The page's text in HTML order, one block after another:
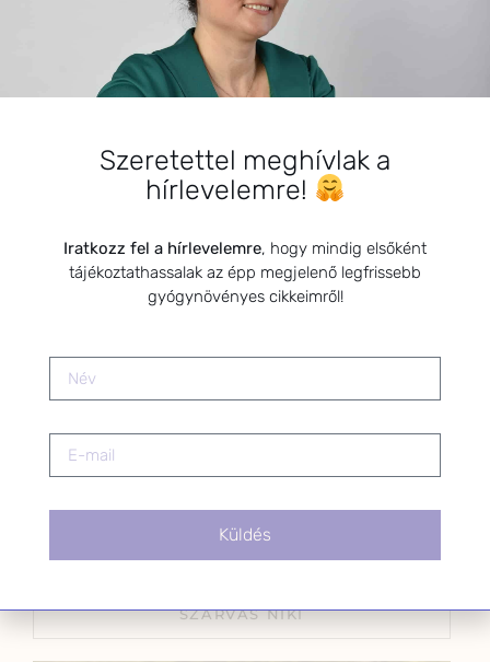
egyik leggyakoribb tünete
2025.09.05.
módszerekkel
2025.09.10.
gyógynövényekkel
SZARVAS NIKI
Szeretettel meghívlak a
hírlevelemre!
Iratkozz fel a hírlevelemre, hogy mindig elsőként
tájékoztathassalak az épp megjelenő legfrissebb
gyógynövényes cikkeimről!
Küldés